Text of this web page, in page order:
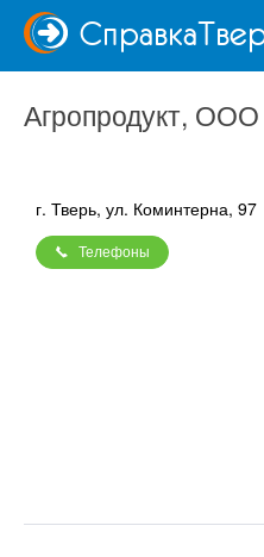
Справка
Агропродукт, ООО
г. Тверь, ул. Коминтерна, 97
Телефоны